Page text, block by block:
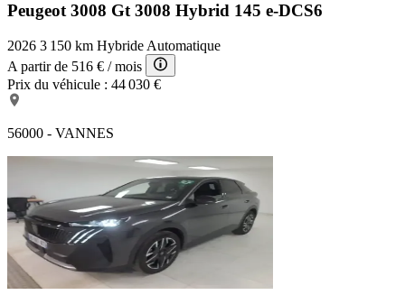
Peugeot 3008 Gt3008 Hybrid 145 e-DCS6
2026 3 150 km Hybride Automatique
A partir de 516 € / mois
Prix du véhicule : 44 030 €
56000 - VANNES